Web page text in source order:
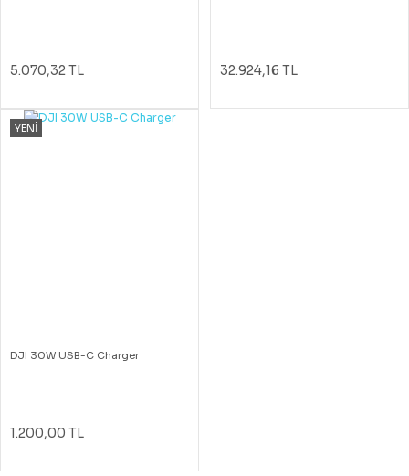
5.070,32 TL 32.924,16 TL
YENİ
DJI 30W USB-C Charger
1.200,00 TL